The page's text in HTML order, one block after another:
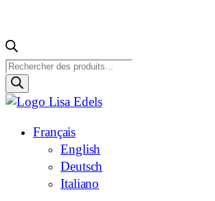
Recherche
de
produits
Français
English
Deutsch
Italiano